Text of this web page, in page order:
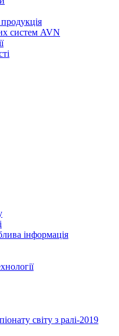
систем AVN
інформація
світу з ралі-2019